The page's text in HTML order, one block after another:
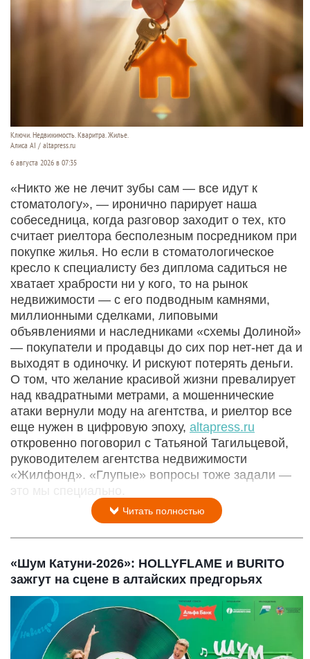
Ключи. Недвижимость. Кваритра. Жилье.
Алиса AI / altapress.ru
6 августа 2026 в 07:35
«Никто же не лечит зубы сам — все идут к
стоматологу», — иронично парирует наша
собеседница, когда разговор заходит о тех, кто
считает риелтора бесполезным посредником при
покупке жилья. Но если в стоматологическое
кресло к специалисту без диплома садиться не
хватает храбрости ни у кого, то на рынок
недвижимости — с его подводным камнями,
миллионными сделками, липовыми
объявлениями и наследниками «схемы Долиной»
— покупатели и продавцы до сих пор нет-нет да и
выходят в одиночку. И рискуют потерять деньги.
О том, что желание красивой жизни превалирует
над квадратными метрами, а мошеннические
атаки вернули моду на агентства, и риелтор все
еще нужен в цифровую эпоху, altapress.ru
откровенно поговорил с Татьяной Тагильцевой,
руководителем агентства недвижимости
«Жилфонд». «Глупые» вопросы тоже задали —
это мы специально.
Читать полностью
«Шум Катуни-2026»: HOLLYFLAME и BURITO
зажгут на сцене в алтайских предгорьях